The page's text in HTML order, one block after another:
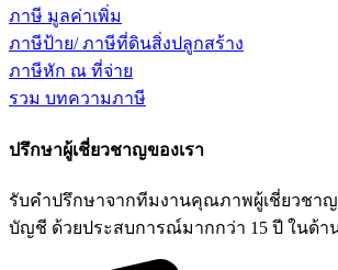
ภาษี มูลค่าเพิ่ม
ภาษีป้าย/ ภาษีที่ดินสิ่งปลูกสร้าง
ภาษีหัก ณ ที่จ่าย
รวม บทความภาษี
ปรึกษาผู้เชี่ยวชาญของเรา
รับคำปรึกษาจากทีมงานคุณภาพผู้เชี่ยวชาญ
บัญชี ด้วยประสบการณ์มากกว่า 15 ปี ในด้